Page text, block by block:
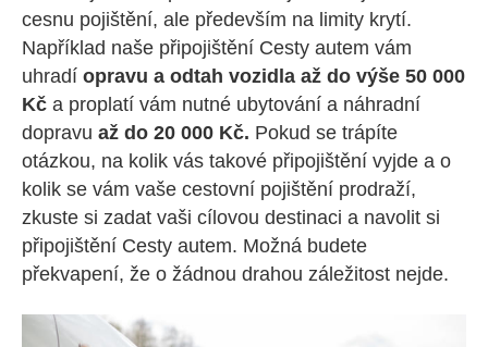
cesnu pojištění, ale především na limity krytí.
Například naše připojištění Cesty autem vám
uhradí opravu a odtah vozidla až do výše 50 000
Kč a proplatí vám nutné ubytování a náhradní
dopravu až do 20 000 Kč. Pokud se trápíte
otázkou, na kolik vás takové připojištění vyjde a o
kolik se vám vaše cestovní pojištění prodraží,
zkuste si zadat vaši cílovou destinaci a navolit si
připojištění Cesty autem. Možná budete
překvapení, že o žádnou drahou záležitost nejde.